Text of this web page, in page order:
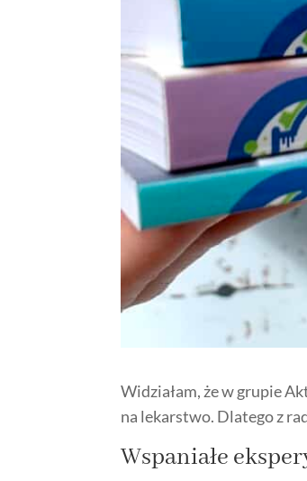
Widziałam, że w grupie
na lekarstwo. Dlatego z
Wspaniałe